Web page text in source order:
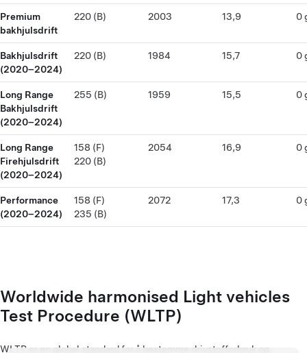
Premium
bakhjulsdrift
220 (B) 2003 13,9 0
Bakhjulsdrift
(2020–2024)
220 (B) 1984 15,7 0
Long Range
Bakhjulsdrift
(2020–2024)
255 (B) 1959 15,5 0
Long Range
Firehjulsdrift
(2020–2024)
158 (F)
220 (B)
2054 16,9 0
Performance
(2020–2024)
158 (F)
235 (B)
2072 17,3 0
Worldwide harmonised Light vehicles
Test Procedure (WLTP)
WLTP er en global standard for å bestemme drivstofforbruk og